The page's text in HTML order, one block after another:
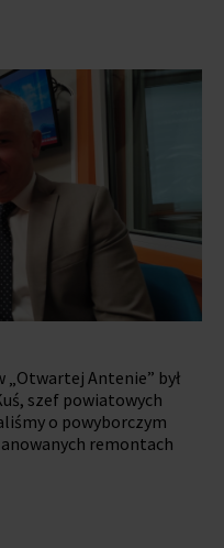
„Otwartej Antenie” był
szef powiatowych
o powyborczym
remontach